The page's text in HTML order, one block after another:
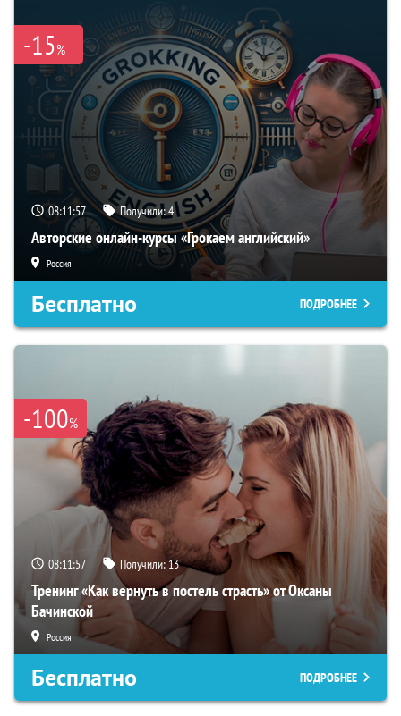
-15%
08:11:56 Получили:4
Авторские онлайн-курсы «Грокаем английский»
Россия
Бесплатно ПОДРОБНЕЕ
-100%
08:11:56 Получили:13
Тренинг «Как вернуть в постель страсть» от Оксаны
Бачинской
Россия
Бесплатно ПОДРОБНЕЕ